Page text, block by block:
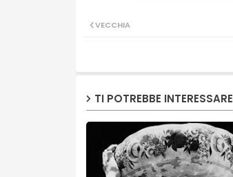
VECCHIA
TI POTREBBE INTERESSARE